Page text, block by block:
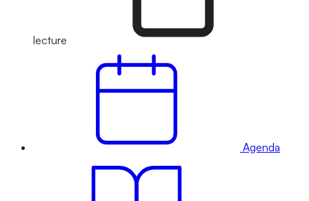
lecture
Agenda